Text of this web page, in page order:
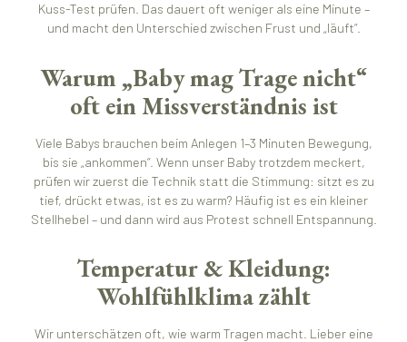
Kuss-Test prüfen. Das dauert oft weniger als eine Minute –
und macht den Unterschied zwischen Frust und „läuft“.
Warum „Baby mag Trage nicht“
oft ein Missverständnis ist
Viele Babys brauchen beim Anlegen 1–3 Minuten Bewegung,
bis sie „ankommen“. Wenn unser Baby trotzdem meckert,
prüfen wir zuerst die Technik statt die Stimmung: sitzt es zu
tief, drückt etwas, ist es zu warm? Häufig ist es ein kleiner
Stellhebel – und dann wird aus Protest schnell Entspannung.
Temperatur & Kleidung:
Wohlfühlklima zählt
Wir unterschätzen oft, wie warm Tragen macht. Lieber eine